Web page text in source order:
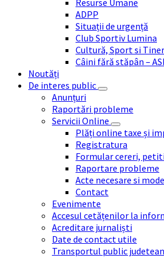
Resurse Umane
ADPP
Situații de urgență
Club Sportiv Lumina
Cultură, Sport si
Câini fără stăpân –
Noutăți
De interes public
Anunțuri
Raportări probleme
Servicii Online
Plăți online taxe și
Registratura
Formular cereri,
Raportare probleme
Acte necesare si
Contact
Evenimente
Accesul cetățenilor la
Acreditare jurnaliști
Date de contact utile
Transportul public